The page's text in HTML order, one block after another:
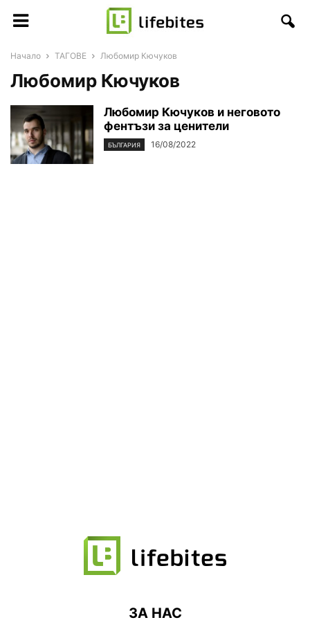
Начало ТАГОВЕ Любомир Кючуков
Любомир Кючуков
Любомир Кючуков и неговото
фентъзи за ценители
БЪЛГАРИЯ 16/08/2022
ЗА НАС